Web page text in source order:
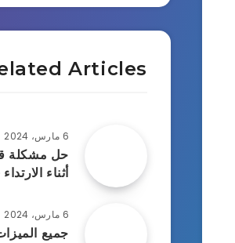
Articles
6 مارس، 2024
حل مشكلة
أثناء
6 مارس، 2024
جميع